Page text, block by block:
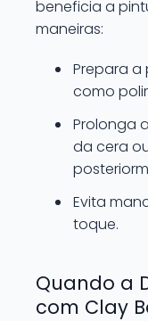
beneficia a
maneiras:
Prepara
como
Prolonga
da cera
Evita
toque.
Quando a
com Clay